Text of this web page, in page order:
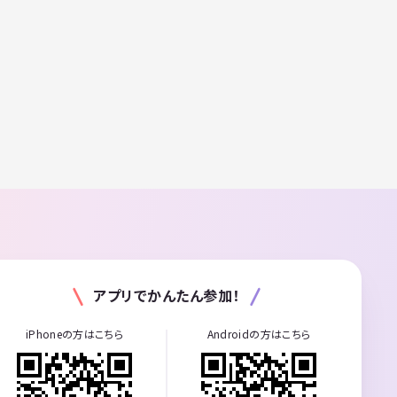
アプリでかんたん参加！
iPhoneの方はこちら Androidの方はこちら